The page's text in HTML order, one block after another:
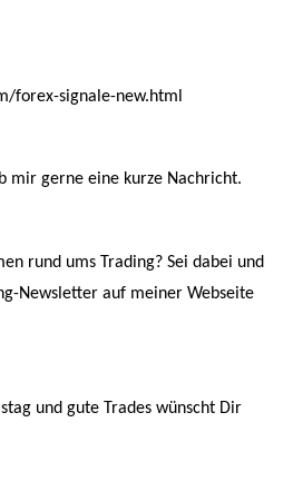
forex-signale-new.html
mir gerne eine kurze Nachricht.
rund ums Trading? Sei dabei und
Newsletter auf meiner Webseite
und gute Trades wünscht Dir